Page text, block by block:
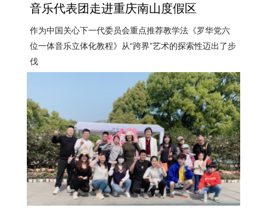
音乐代表团走进重庆南山度假区
作为中国关心下一代委员会重点推荐教学法《罗华党六
位一体音乐立体化教程》从“跨界”艺术的探索性迈出了步
伐